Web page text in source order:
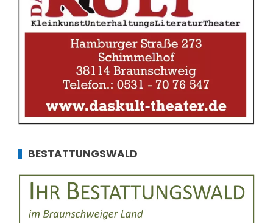
BESTATTUNGSWALD